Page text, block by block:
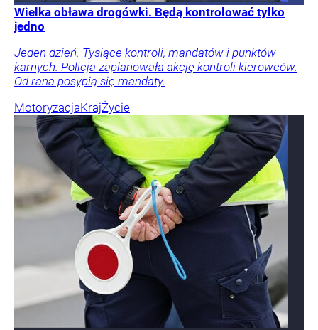
Wielka obława drogówki. Będą kontrolować tylko
jedno
Jeden dzień. Tysiące kontroli, mandatów i punktów
karnych. Policja zaplanowała akcję kontroli kierowców.
Od rana posypią się mandaty.
MotoryzacjaKrajŻycie